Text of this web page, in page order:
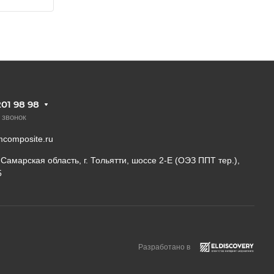
98 98
область, г. Тольятти, шоссе 2-Е (ОЭЗ ППТ тер.),
Разработано в